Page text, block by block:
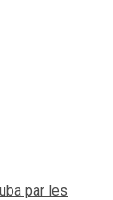
par les